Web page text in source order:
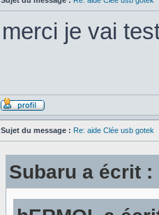
merci je vai
Sujet du message : Re: aide Clée usb gotek
Subaru a écrit :